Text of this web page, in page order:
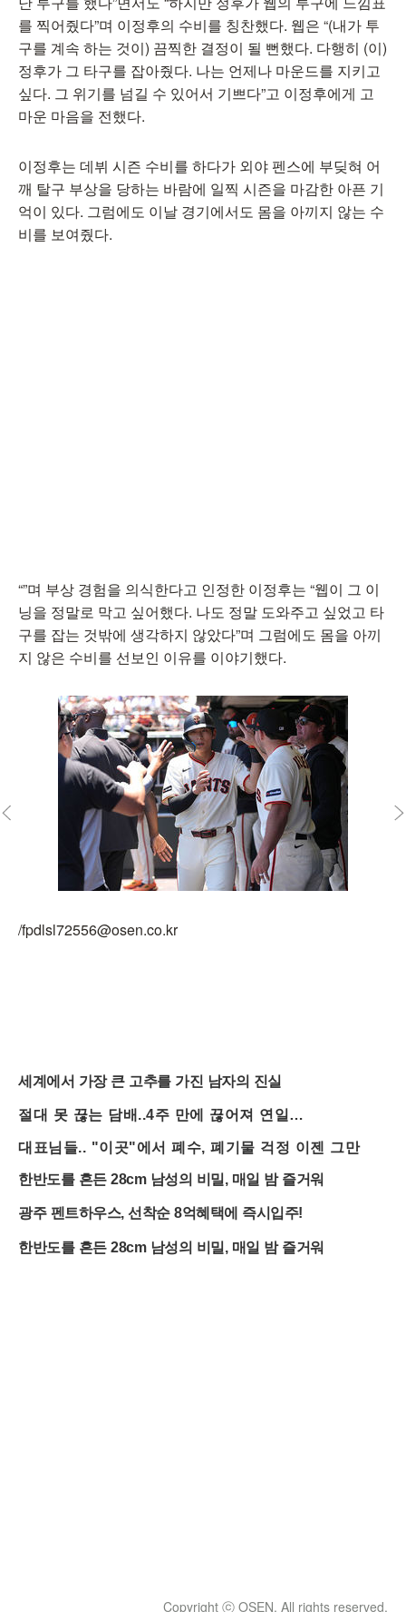
를 찍어줬다”며 이정후의 수비를 칭찬했다. 웹은 “(내가 투
구를 계속 하는 것이) 끔찍한 결정이 될 뻔했다. 다행히 (이)
정후가 그 타구를 잡아줬다. 나는 언제나 마운드를 지키고
싶다. 그 위기를 넘길 수 있어서 기쁘다”고 이정후에게 고
마운 마음을 전했다.
이정후는 데뷔 시즌 수비를 하다가 외야 펜스에 부딪혀 어
깨 탈구 부상을 당하는 바람에 일찍 시즌을 마감한 아픈 기
억이 있다. 그럼에도 이날 경기에서도 몸을 아끼지 않는 수
비를 보여줬다.
“”며 부상 경험을 의식한다고 인정한 이정후는 “웹이 그 이
닝을 정말로 막고 싶어했다. 나도 정말 도와주고 싶었고 타
구를 잡는 것밖에 생각하지 않았다”며 그럼에도 몸을 아끼
지 않은 수비를 선보인 이유를 이야기했다.
/fpdlsl72556@osen.co.kr
Copyright ⓒ OSEN. All rights reserved.